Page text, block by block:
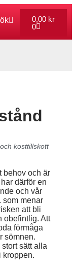
0,00 kr
0
kosttillskott
behov och är
därför en
och vår
som menar
att bli
obefintlig. Att
förmåga
sömnen.
sätt alla
kroppen.